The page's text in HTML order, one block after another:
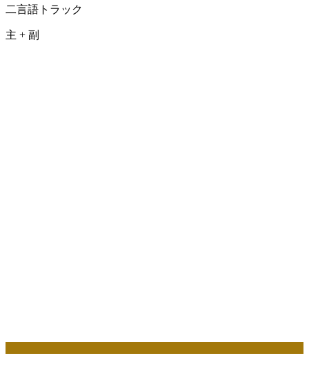
二言語トラック
主 + 副